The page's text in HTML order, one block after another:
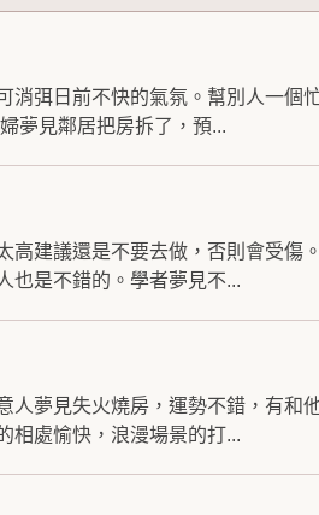
弭日前不快的氣氛。幫別人一個
夢見鄰居把房拆了，預...
建議還是不要去做，否則會受傷
也是不錯的。學者夢見不...
夢見失火燒房，運勢不錯，有和
相處愉快，浪漫場景的打...